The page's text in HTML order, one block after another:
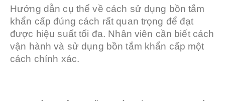
Hướng dẫn cụ thể về cách sử dụng bồn tắm
khẩn cấp đúng cách rất quan trọng để đạt
được hiệu suất tối đa. Nhân viên cần biết cách
vận hành và sử dụng bồn tắm khẩn cấp một
cách chính xác.